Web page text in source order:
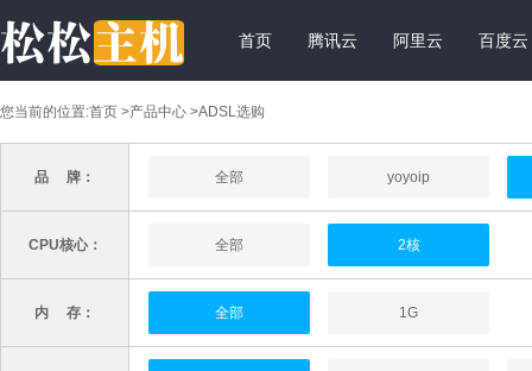
首页 腾讯云 阿里云 百度云
您当前的位置:首页 >产品中心 >ADSL选购
品 牌： 全部 yoyoip
CPU核心： 全部 2核
内 存： 全部 1G